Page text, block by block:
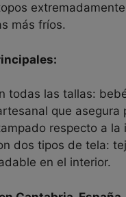
más fríos.
todas las tallas:
que
respecto a la
dos tipos de tela:
en el interior.